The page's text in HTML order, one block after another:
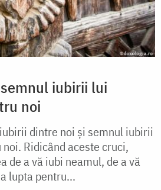
iubirii lui
noi
dintre noi și semnul iubirii
Ridicând aceste cruci,
de a vă iubi neamul, de a vă
lupta pentru...